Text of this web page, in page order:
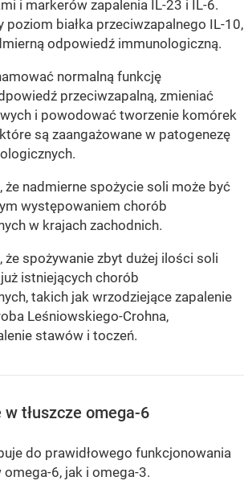
i markerów zapalenia IL-23 i IL-6.
poziom białka przeciwzapalnego IL-10,
odpowiedź immunologiczną.
normalną funkcję
przeciwzapalną, zmieniać
i powodować tworzenie komórek
są zaangażowane w patogenezę
że nadmierne spożycie soli może być
występowaniem chorób
w krajach zachodnich.
że spożywanie zbyt dużej ilości soli
istniejących chorób
takich jak wrzodziejące zapalenie
Leśniowskiego-Crohna,
stawów i toczeń.
tłuszcze omega-6
do prawidłowego funkcjonowania
6, jak i omega-3.